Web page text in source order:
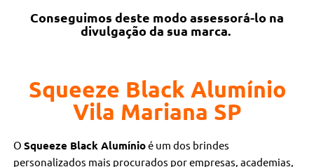
Conseguimos deste modo assessorá-lo na
divulgação da sua marca.
Squeeze Black Alumínio
Vila Mariana SP
OSqueeze Black Alumínioé um dos brindes
personalizados mais procurados por empresas, academias,